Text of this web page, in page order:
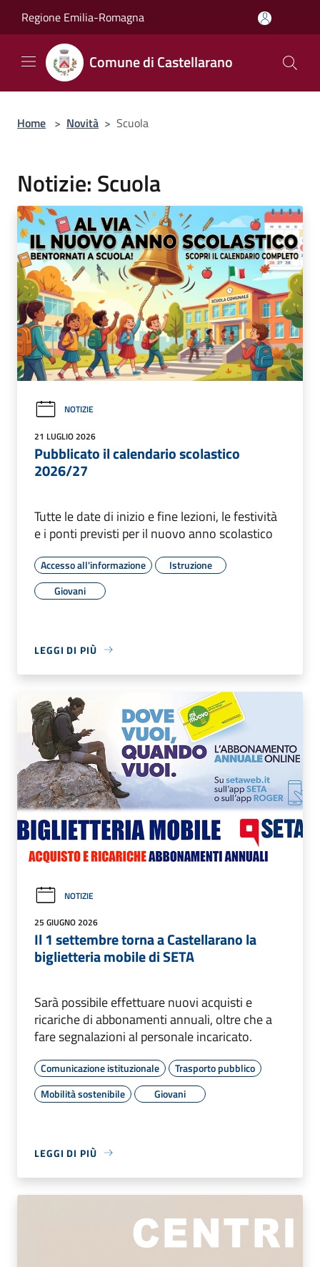
Regione Emilia-Romagna
Comune di Castellarano
Home > Novità > Scuola
Notizie: Scuola
NOTIZIE
21 LUGLIO 2026
Pubblicato il calendario scolastico
2026/27
Tutte le date di inizio e fine lezioni, le festività
e i ponti previsti per il nuovo anno scolastico
Accesso all'informazione
Istruzione
Giovani
LEGGI DI PIÙ
NOTIZIE
25 GIUGNO 2026
Il 1 settembre torna a Castellarano la
biglietteria mobile di SETA
Sarà possibile effettuare nuovi acquisti e
ricariche di abbonamenti annuali, oltre che a
fare segnalazioni al personale incaricato.
Comunicazione istituzionale
Trasporto pubblico
Mobilità sostenibile
Giovani
LEGGI DI PIÙ